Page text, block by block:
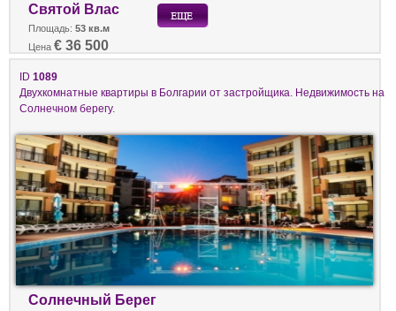
Святой Влас
Площадь: 53 кв.м
Цена € 36 500
ID 1089
Двухкомнатные квартиры в Болгарии от застройщика. Недвижимость на
Солнечном берегу.
Солнечный Берег